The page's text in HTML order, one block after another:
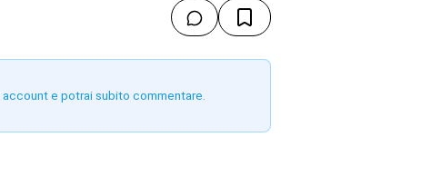
e potrai subito commentare.